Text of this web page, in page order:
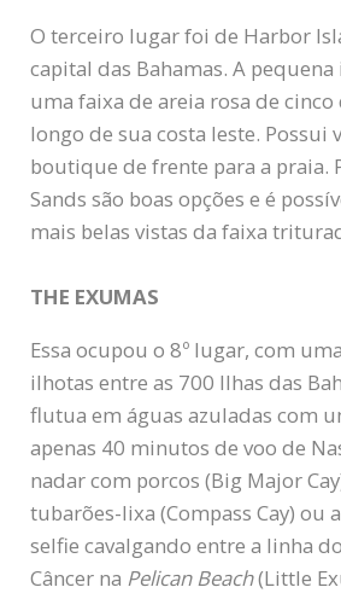
O terceiro lugar foi de Harbor
capital das Bahamas. A
uma faixa de areia rosa de
longo de sua costa leste. Possui
boutique de frente para a praia.
Sands são boas opções e é
mais belas vistas da faixa
THE EXUMAS
Essa ocupou o 8º lugar, com
ilhotas entre as 700 Ilhas das
flutua em águas azuladas com
apenas 40 minutos de voo de
nadar com porcos (Big Major
tubarões-lixa (Compass Cay) ou
selfie cavalgando entre a linha
Câncer na Pelican Beach(Little